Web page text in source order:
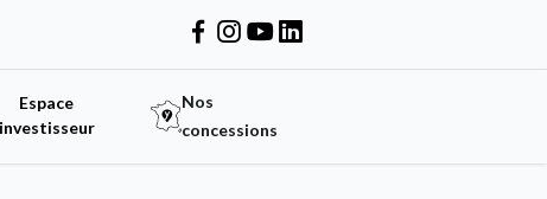
Espace
investisseur
Nos
concessions